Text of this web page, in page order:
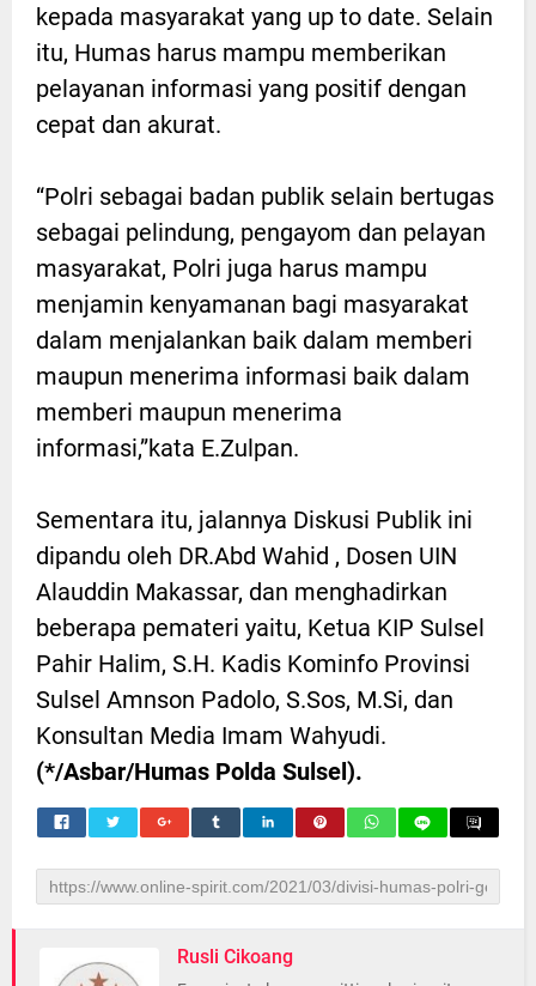
kepada masyarakat yang up to date. Selain
itu, Humas harus mampu memberikan
pelayanan informasi yang positif dengan
cepat dan akurat.
“Polri sebagai badan publik selain bertugas
sebagai pelindung, pengayom dan pelayan
masyarakat, Polri juga harus mampu
menjamin kenyamanan bagi masyarakat
dalam menjalankan baik dalam memberi
maupun menerima informasi baik dalam
memberi maupun menerima
informasi,”kata E.Zulpan.
Sementara itu, jalannya Diskusi Publik ini
dipandu oleh DR.Abd Wahid , Dosen UIN
Alauddin Makassar, dan menghadirkan
beberapa pemateri yaitu, Ketua KIP Sulsel
Pahir Halim, S.H. Kadis Kominfo Provinsi
Sulsel Amnson Padolo, S.Sos, M.Si, dan
Konsultan Media Imam Wahyudi.
(*/Asbar/Humas Polda Sulsel).
Rusli Cikoang